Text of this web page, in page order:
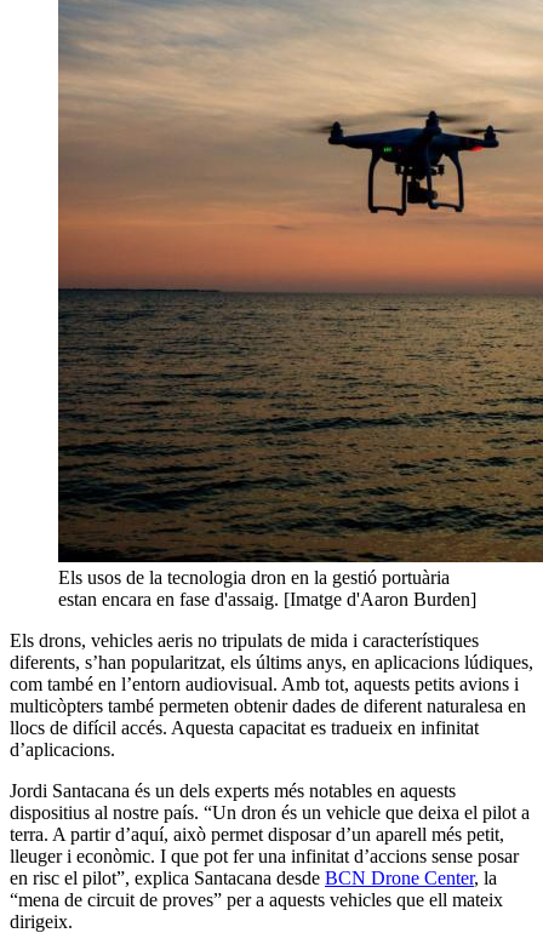
Els usos de la tecnologia dron en la gestió portuària
estan encara en fase d'assaig. [Imatge d'Aaron Burden]
Els drons, vehicles aeris no tripulats de mida i característiques
diferents, s’han popularitzat, els últims anys, en aplicacions lúdiques,
com també en l’entorn audiovisual. Amb tot, aquests petits avions i
multicòpters també permeten obtenir dades de diferent naturalesa en
llocs de difícil accés. Aquesta capacitat es tradueix en infinitat
d’aplicacions.
Jordi Santacana és un dels experts més notables en aquests
dispositius al nostre país. “Un dron és un vehicle que deixa el pilot a
terra. A partir d’aquí, això permet disposar d’un aparell més petit,
lleuger i econòmic. I que pot fer una infinitat d’accions sense posar
en risc el pilot”, explica Santacana desde BCN Drone Center, la
“mena de circuit de proves” per a aquests vehicles que ell mateix
dirigeix.